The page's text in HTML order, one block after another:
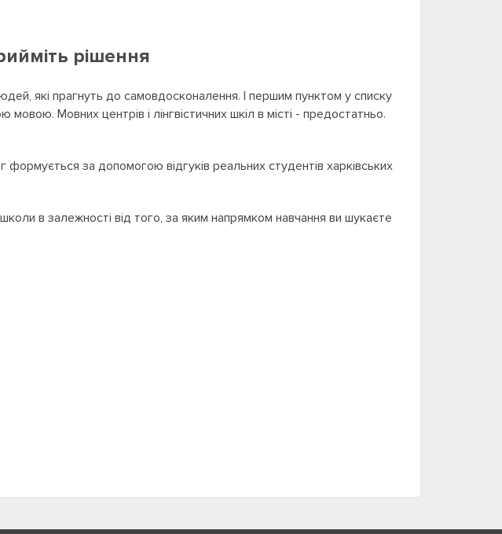
рішення
які прагнуть до самовдосконалення. І першим пунктом у списку
Мовних центрів і лінгвістичних шкіл в місті - предостатньо.
за допомогою відгуків реальних студентів харківських
в залежності від того, за яким напрямком навчання ви шукаєте